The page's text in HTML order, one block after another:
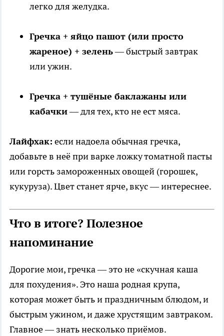
легко для желудка.
Гречка + яйцо пашот (или просто
жареное) + зелень— быстрый завтрак
или ужин.
Гречка + тушёные баклажаны или
кабачки— для тех, кто не ест мяса.
Лайфхак: если надоела обычная гречка,
добавьте в неё при варке ложку томатной пасты
или горсть замороженных овощей (горошек,
кукуруза). Цвет станет ярче, вкус — интереснее.
Что в итоге? Полезное
напоминание
Дорогие мои, гречка — это не «скучная каша
для похудения». Это наша родная крупа,
которая может быть и праздничным блюдом, и
быстрым ужином, и даже хрустящим завтраком.
Главное — знать несколько приёмов.